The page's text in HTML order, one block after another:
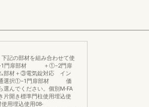
記の部材を組み合わせて使
①−1門扉部材 ＋①−2門扉
材＋③電気錠対応 イン
通選択①−1門扉部材 価
選んでください。個別M-FA
開き標準門柱使用埋込使
用埋込使用08-